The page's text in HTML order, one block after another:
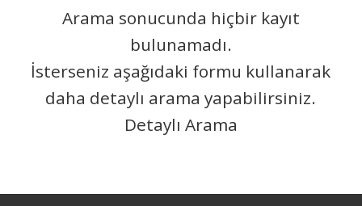
Arama sonucunda hiçbir kayıt
bulunamadı.
İsterseniz aşağıdaki formu kullanarak
daha detaylı arama yapabilirsiniz.
Detaylı Arama